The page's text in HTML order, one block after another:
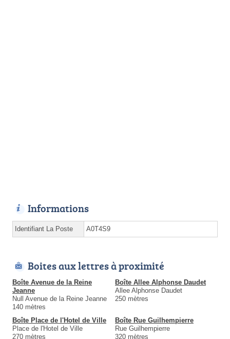
Informations
Identifiant La Poste A0T4S9
Boites aux lettres à proximité
Boîte Avenue de la Reine
Jeanne
Null Avenue de la Reine Jeanne
140 mètres
Boîte Allee Alphonse Daudet
Allee Alphonse Daudet
250 mètres
Boîte Place de l'Hotel de Ville
Place de l'Hotel de Ville
270 mètres
Boîte Rue Guilhempierre
Rue Guilhempierre
320 mètres